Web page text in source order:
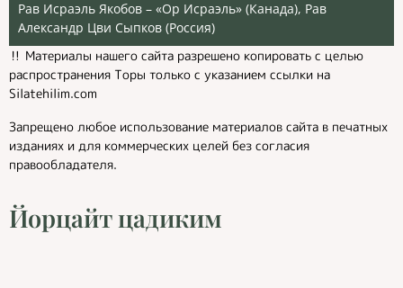
Рав Исраэль Якобов – «Ор Исраэль» (Канада), Рав
Александр Цви Сыпков (Россия)
‼️ Материалы нашего сайта разрешено копировать с целью
распространения Торы только с указанием ссылки на
Silatehilim.com
Запрещено любое использование материалов сайта в печатных
изданиях и для коммерческих целей без согласия
правообладателя.
Йорцайт цадиким